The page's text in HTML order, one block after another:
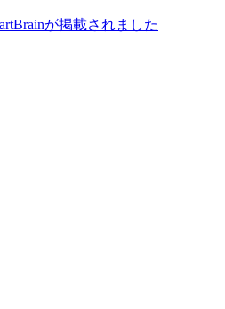
が掲載されました